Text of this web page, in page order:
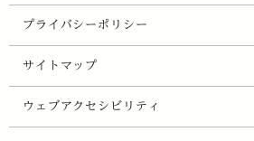
プライバシーポリシー
サイトマップ
ウェブアクセシビリティ